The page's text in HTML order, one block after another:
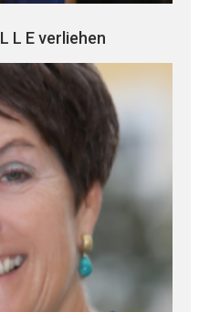
L E verliehen